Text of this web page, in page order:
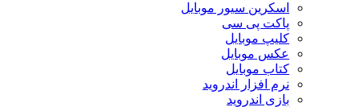
اسکرین سیور موبایل
پاکت پی سی
کلیپ موبایل
عکس موبایل
کتاب موبایل
نرم افزار اندروید
بازی اندروید